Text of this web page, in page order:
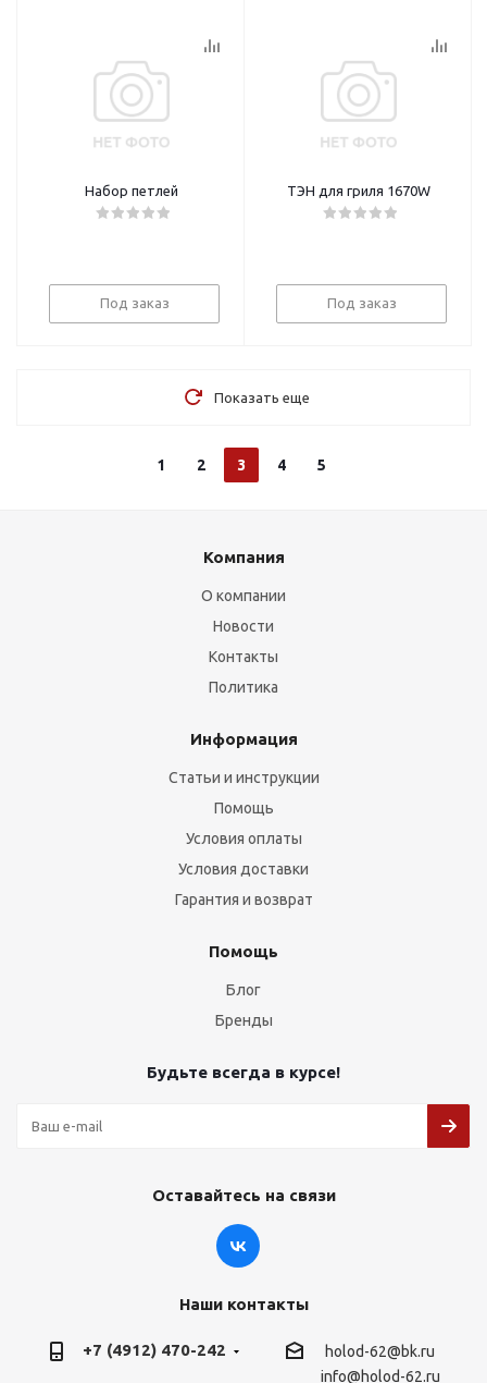
Набор петлей
Под заказ
ТЭН для гриля 1670W
Под заказ
Показать еще
1 2 3 4 5
Компания
О компании
Новости
Контакты
Политика
Информация
Статьи и инструкции
Помощь
Условия оплаты
Условия доставки
Гарантия и возврат
Помощь
Блог
Бренды
Будьте всегда в курсе!
Оставайтесь на связи
Наши контакты
+7 (4912) 470-242
holod-62@bk.ru
info@holod-62.ru